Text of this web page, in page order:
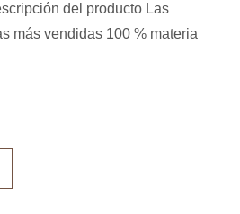
del producto Las
más vendidas 100 % materia